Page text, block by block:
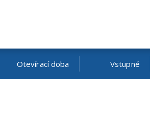
Otevírací doba Vstupné